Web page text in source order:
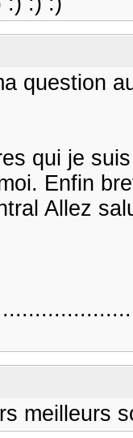
question
qui je
Enfin
Allez
meilleurs